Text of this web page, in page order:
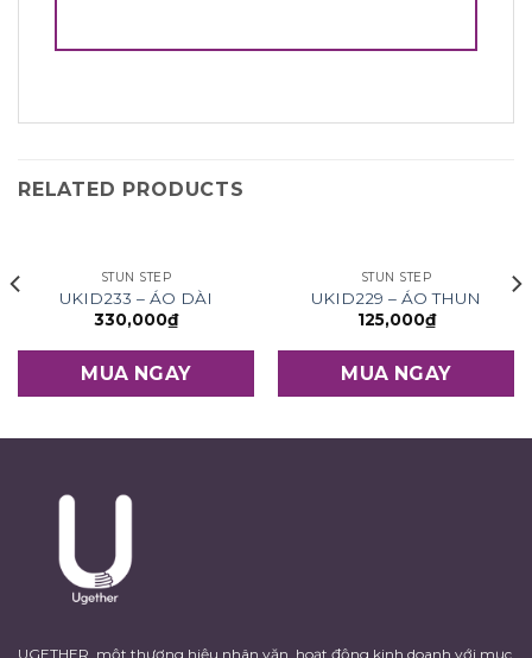
RELATED PRODUCTS
STUN STEP
UKID233 – ÁO DÀI
330,000₫
MUA NGAY
STUN STEP
UKID229 – ÁO THUN
125,000₫
MUA NGAY
UGETHER, một thương hiệu nhân văn, hoạt động kinh doanh với mục